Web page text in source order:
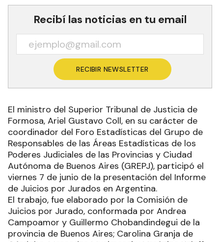
Recibí las noticias en tu email
RECIBIR NEWSLETTER
El ministro del Superior Tribunal de Justicia de
Formosa, Ariel Gustavo Coll, en su carácter de
coordinador del Foro Estadísticas del Grupo de
Responsables de las Áreas Estadísticas de los
Poderes Judiciales de las Provincias y Ciudad
Autónoma de Buenos Aires (GREPJ), participó el
viernes 7 de junio de la presentación del Informe
de Juicios por Jurados en Argentina.
El trabajo, fue elaborado por la Comisión de
Juicios por Jurado, conformada por Andrea
Campoamor y Guillermo Chobandindegui de la
provincia de Buenos Aires; Carolina Granja de